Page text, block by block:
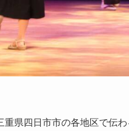
県四日市市の各地区で伝